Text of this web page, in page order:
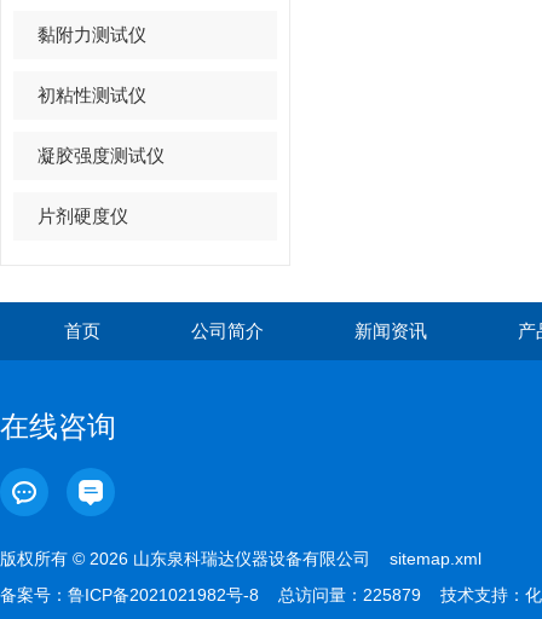
黏附力测试仪
初粘性测试仪
凝胶强度测试仪
片剂硬度仪
首页 公司简介 新闻资讯 产
在线咨询
版权所有 © 2026 山东泉科瑞达仪器设备有限公司 sitemap.xml
备案号： 鲁ICP备2021021982号-8 总访问量：225879 技术支持： 化